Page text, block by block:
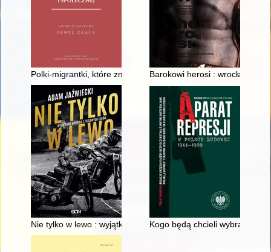
Polki-migrantki, które zmieniały oblicze świataBarokowi herosi : wrocławskie
Nie tylko w lewo : wyjątkowe historie z żużlowych torów
Kogo będą chcieli wybrać, to